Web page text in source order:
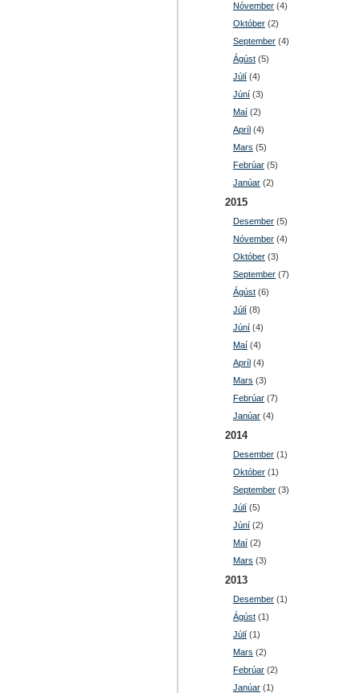
Nóvember (4)
Október (2)
September (4)
Ágúst (5)
Júlí (4)
Júní (3)
Maí (2)
Apríl (4)
Mars (5)
Febrúar (5)
Janúar (2)
2015
Desember (5)
Nóvember (4)
Október (3)
September (7)
Ágúst (6)
Júlí (8)
Júní (4)
Maí (4)
Apríl (4)
Mars (3)
Febrúar (7)
Janúar (4)
2014
Desember (1)
Október (1)
September (3)
Júlí (5)
Júní (2)
Maí (2)
Mars (3)
2013
Desember (1)
Ágúst (1)
Júlí (1)
Mars (2)
Febrúar (2)
Janúar (1)